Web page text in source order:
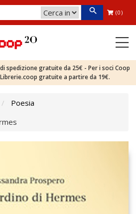
(0)
spedizione gratuite da 25€ - Per i soci Coop
gratuite a partire da 19€.
Poesia